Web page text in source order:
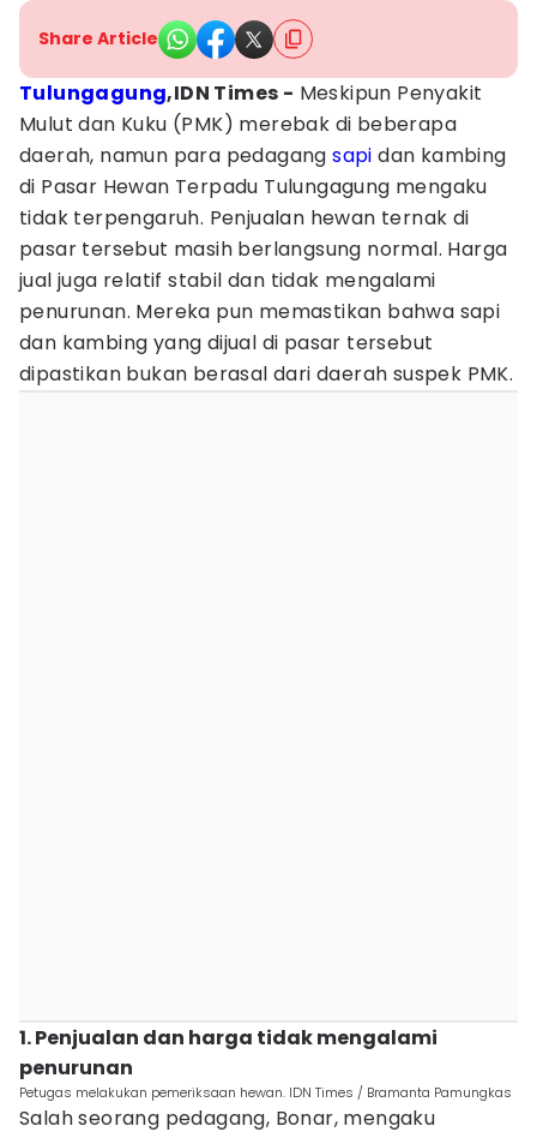
Share Article
Tulungagung,IDN Times - Meskipun Penyakit
Mulut dan Kuku (PMK) merebak di beberapa
daerah, namun para pedagangsapi dan kambing
di Pasar Hewan Terpadu Tulungagung mengaku
tidak terpengaruh. Penjualan hewan ternak di
pasar tersebut masih berlangsung normal. Harga
jual juga relatif stabil dan tidak mengalami
penurunan. Mereka pun memastikan bahwa sapi
dan kambing yang dijual di pasar tersebut
dipastikan bukan berasal dari daerah suspek PMK.
1. Penjualan dan harga tidak mengalami
penurunan
Petugas melakukan pemeriksaan hewan. IDN Times / Bramanta Pamungkas
Salah seorang pedagang, Bonar, mengaku